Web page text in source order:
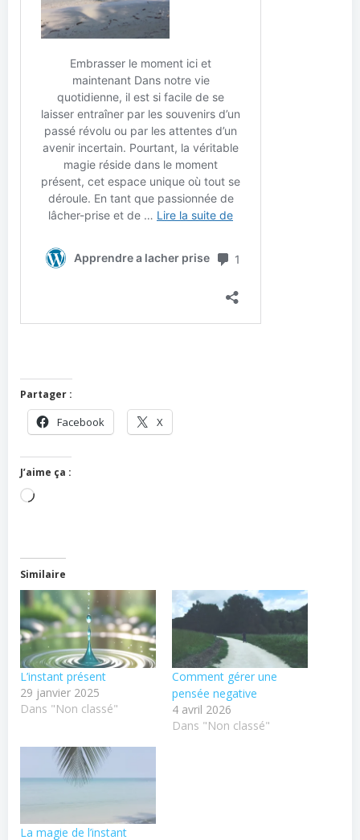
Partager :
Facebook X
J’aime ça :
Chargement…
Similaire
L’instant présent
29 janvier 2025
Dans "Non classé"
Comment gérer une
pensée negative
4 avril 2026
Dans "Non classé"
La magie de l’instant